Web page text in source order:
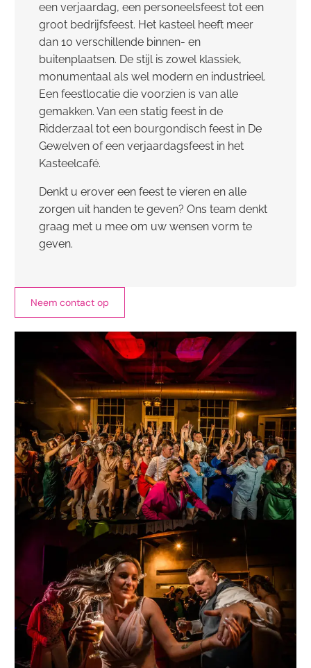
een verjaardag, een personeelsfeest tot een
groot bedrijfsfeest. Het kasteel heeft meer
dan 10 verschillende binnen- en
buitenplaatsen. De stijl is zowel klassiek,
monumentaal als wel modern en industrieel.
Een feestlocatie die voorzien is van alle
gemakken. Van een statig feest in de
Ridderzaal tot een bourgondisch feest in De
Gewelven of een verjaardagsfeest in het
Kasteelcafé.
Denkt u erover een feest te vieren en alle
zorgen uit handen te geven? Ons team denkt
graag met u mee om uw wensen vorm te
geven.
Neem contact op